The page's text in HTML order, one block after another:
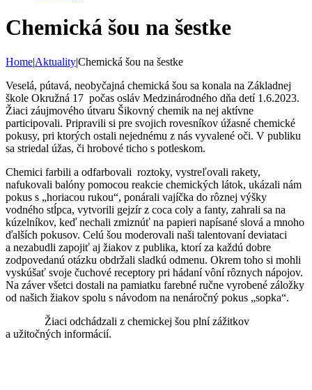
Chemická šou na šestke
Home|Aktuality|Chemická šou na šestke
Veselá, pútavá, neobyčajná chemická šou sa konala na Základnej
škole Okružná 17 počas osláv Medzinárodného dňa detí 1.6.2023.
Žiaci záujmového útvaru Šikovný chemik na nej aktívne
participovali. Pripravili si pre svojich rovesníkov úžasné chemické
pokusy, pri ktorých ostali nejednému z nás vyvalené oči. V publiku
sa striedal úžas, či hrobové ticho s potleskom.
Chemici farbili a odfarbovali roztoky, vystreľovali rakety,
nafukovali balóny pomocou reakcie chemických látok, ukázali nám
pokus s „horiacou rukou“, ponárali vajíčka do rôznej výšky
vodného stĺpca, vytvorili gejzír z coca coly a fanty, zahrali sa na
kúzelníkov, keď nechali zmiznúť na papieri napísané slová a mnoho
ďalších pokusov. Celú šou moderovali naši talentovaní deviataci
a nezabudli zapojiť aj žiakov z publika, ktorí za každú dobre
zodpovedanú otázku obdržali sladkú odmenu. Okrem toho si mohli
vyskúšať svoje čuchové receptory pri hádaní vôní rôznych nápojov.
Na záver všetci dostali na pamiatku farebné ručne vyrobené záložky
od našich žiakov spolu s návodom na nenáročný pokus „sopka“.
Žiaci odchádzali z chemickej šou plní zážitkov
a užitočných informácií.